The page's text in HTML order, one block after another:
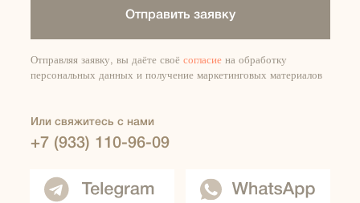
Отправить заявку
Отправляя заявку, вы даёте своё согласиена обработку
персональных данных и получение маркетинговых материалов
+7 (933) 110-96-09
Или свяжитесь с нами